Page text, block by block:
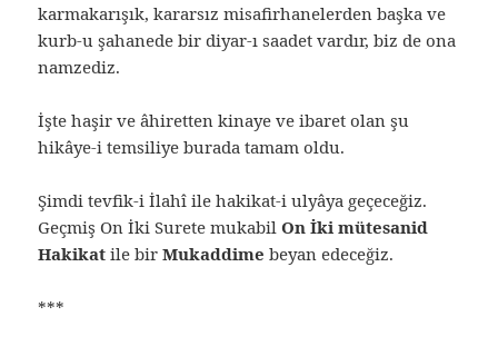
karmakarışık, kararsız misafirhanelerden başka ve
kurb-u şahanede bir diyar-ı saadet vardır, biz de ona
namzediz.
İşte haşir ve âhiretten kinaye ve ibaret olan şu
hikâye-i temsiliye burada tamam oldu.
Şimdi tevfik-i İlahî ile hakikat-i ulyâya geçeceğiz.
Geçmiş On İki Surete mukabilOn İki mütesanid
Hakikat ile birMukaddime beyan edeceğiz.
***